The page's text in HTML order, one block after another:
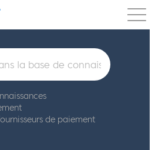
Tarification
de paiement